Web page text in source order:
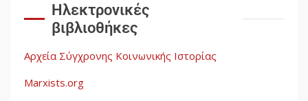
Ηλεκτρονικές
βιβλιοθήκες
Αρχεία Σύγχρονης Κοινωνικής Ιστορίας
Marxists.org